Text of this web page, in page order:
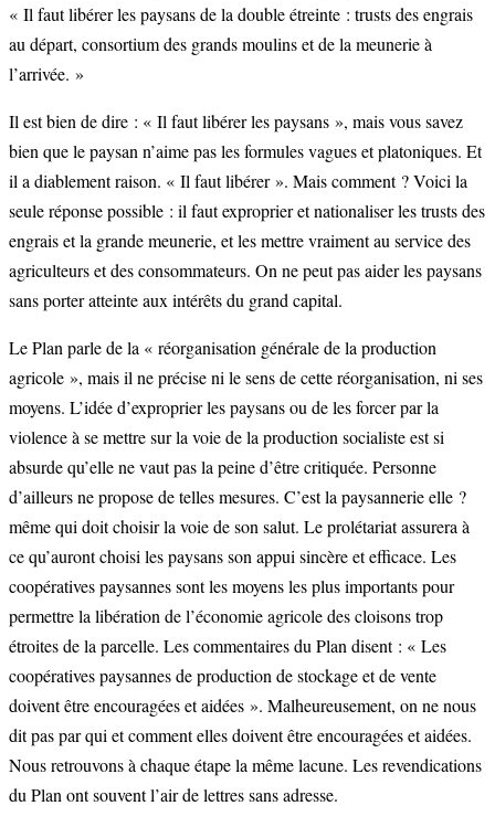
« Il faut libérer les paysans de la double étreinte : trusts des engrais
au départ, consortium des grands moulins et de la meunerie à
l’arrivée. »
Il est bien de dire : « Il faut libérer les paysans », mais vous savez
bien que le paysan n’aime pas les formules vagues et platoniques. Et
il a diablement raison. « Il faut libérer ». Mais comment ? Voici la
seule réponse possible : il faut exproprier et nationaliser les trusts des
engrais et la grande meunerie, et les mettre vraiment au service des
agriculteurs et des consommateurs. On ne peut pas aider les paysans
sans porter atteinte aux intérêts du grand capital.
Le Plan parle de la « réorganisation générale de la production
agricole », mais il ne précise ni le sens de cette réorganisation, ni ses
moyens. L’idée d’exproprier les paysans ou de les forcer par la
violence à se mettre sur la voie de la production socialiste est si
absurde qu’elle ne vaut pas la peine d’être critiquée. Personne
d’ailleurs ne propose de telles mesures. C’est la paysannerie elle ?
même qui doit choisir la voie de son salut. Le prolétariat assurera à
ce qu’auront choisi les paysans son appui sincère et efficace. Les
coopératives paysannes sont les moyens les plus importants pour
permettre la libération de l’économie agricole des cloisons trop
étroites de la parcelle. Les commentaires du Plan disent : « Les
coopératives paysannes de production de stockage et de vente
doivent être encouragées et aidées ». Malheureusement, on ne nous
dit pas par qui et comment elles doivent être encouragées et aidées.
Nous retrouvons à chaque étape la même lacune. Les revendications
du Plan ont souvent l’air de lettres sans adresse.